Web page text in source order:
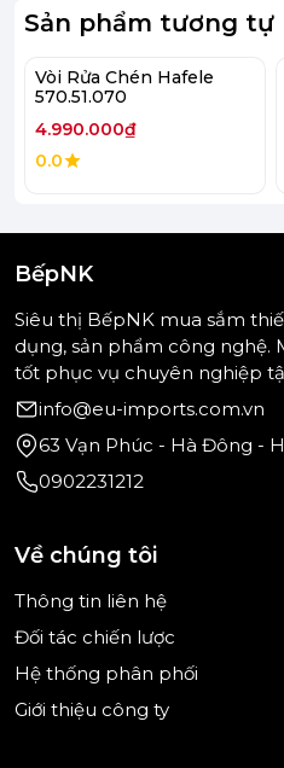
Chiều dài dây cấp nước:
Xuất xứ: Italy
Với sự kết hợp giữa
thiết
tiện nghi và bền bỉ theo
Sản phẩm tương tự
Vòi Rửa Chén Hafele
570.51.070
4.990.000₫
0.0
BếpNK
Siêu thị BếpNK mua sắm
dụng, sản phẩm công nghệ.
tốt phục vụ chuyên nghiệp
info@eu-imports.com.vn
63 Vạn Phúc - Hà Đông -
0902231212
Về chúng tôi
Thông tin liên hệ
Đối tác chiến lược
Hệ thống phân phối
Giới thiệu công ty